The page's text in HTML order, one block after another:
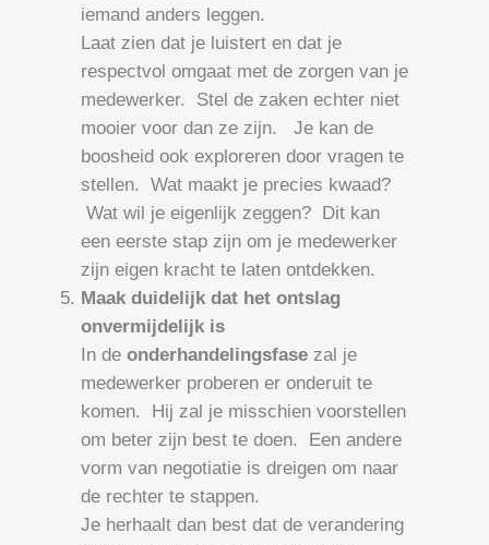
iemand anders leggen.
Laat zien dat je luistert en dat je
respectvol omgaat met de zorgen van je
medewerker. Stel de zaken echter niet
mooier voor dan ze zijn. Je kan de
boosheid ook exploreren door vragen te
stellen. Wat maakt je precies kwaad?
Wat wil je eigenlijk zeggen? Dit kan
een eerste stap zijn om je medewerker
zijn eigen kracht te laten ontdekken.
Maak duidelijk dat het ontslag
onvermijdelijk is
In de onderhandelingsfase zal je
medewerker proberen er onderuit te
komen. Hij zal je misschien voorstellen
om beter zijn best te doen. Een andere
vorm van negotiatie is dreigen om naar
de rechter te stappen.
Je herhaalt dan best dat de verandering